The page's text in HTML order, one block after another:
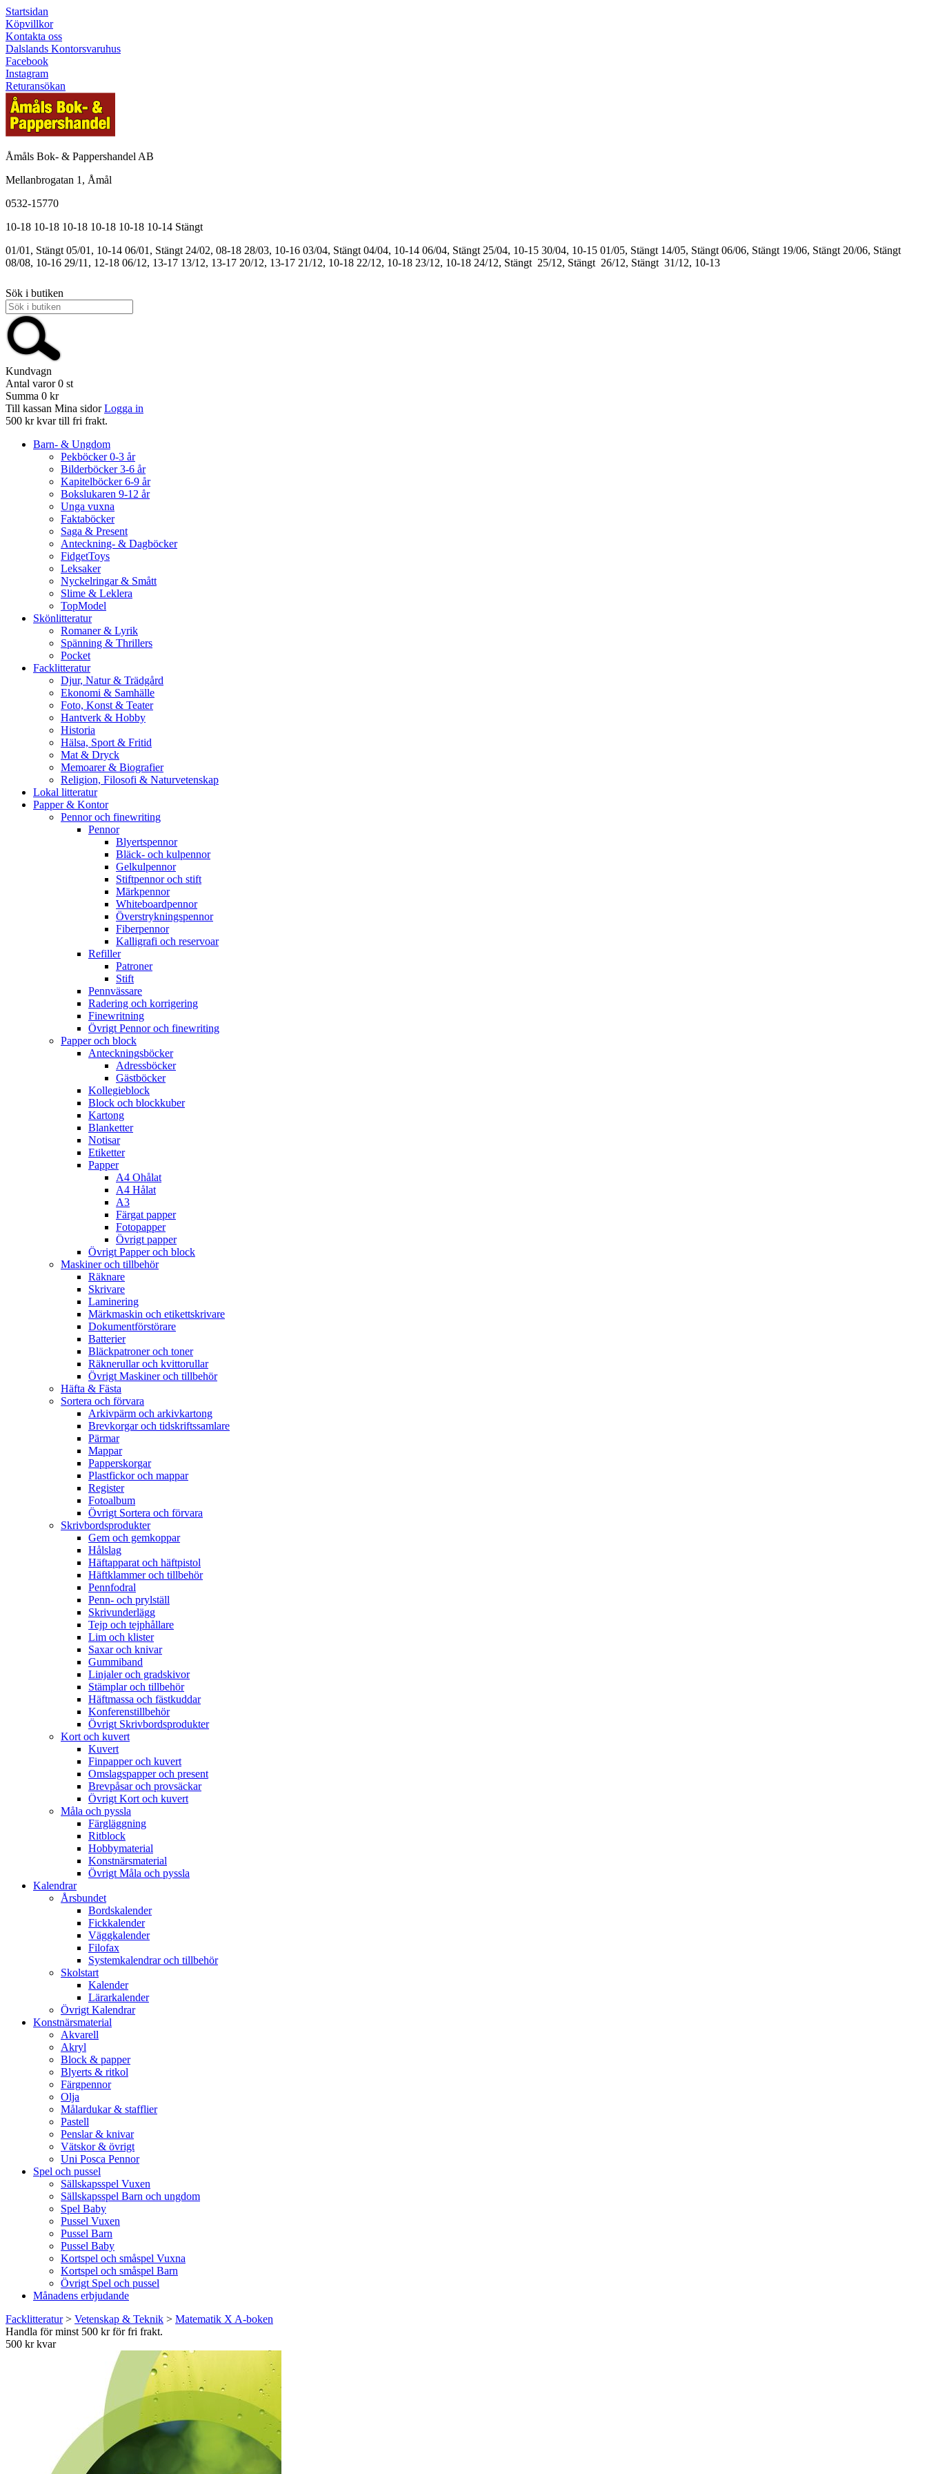
Startsidan
Köpvillkor
Kontakta oss
Dalslands Kontorsvaruhus
Facebook
Instagram
Returansökan
Åmåls Bok- & Pappershandel AB
Mellanbrogatan 1, Åmål
0532-15770
10-18 10-18 10-18 10-18 10-18 10-14 Stängt
01/01, Stängt 05/01, 10-14 06/01, Stängt 24/02, 08-18 28/03, 10-16 03/04, Stängt 04/04, 10-14 06/04, Stängt 25/04, 10-15 30/04, 10-15 01/05, Stängt 14/05, Stängt 06/06, Stängt 19/06, Stängt 20/06, Stängt
08/08, 10-16 29/11, 12-18 06/12, 13-17 13/12, 13-17 20/12, 13-17 21/12, 10-18 22/12, 10-18 23/12, 10-18 24/12, Stängt 25/12, Stängt 26/12, Stängt 31/12, 10-13
Sök i butiken
Kundvagn
Antal varor 0 st
Summa 0 kr
Till kassan Mina sidor Logga in
500 kr kvar till fri frakt.
Barn- & Ungdom
Pekböcker 0-3 år
Bilderböcker 3-6 år
Kapitelböcker 6-9 år
Bokslukaren 9-12 år
Unga vuxna
Faktaböcker
Saga & Present
Anteckning- & Dagböcker
FidgetToys
Leksaker
Nyckelringar & Smått
Slime & Leklera
TopModel
Skönlitteratur
Romaner & Lyrik
Spänning & Thrillers
Pocket
Facklitteratur
Djur, Natur & Trädgård
Ekonomi & Samhälle
Foto, Konst & Teater
Hantverk & Hobby
Historia
Hälsa, Sport & Fritid
Mat & Dryck
Memoarer & Biografier
Religion, Filosofi & Naturvetenskap
Lokal litteratur
Papper & Kontor
Pennor och finewriting
Pennor
Blyertspennor
Bläck- och kulpennor
Gelkulpennor
Stiftpennor och stift
Märkpennor
Whiteboardpennor
Överstrykningspennor
Fiberpennor
Kalligrafi och reservoar
Refiller
Patroner
Stift
Pennvässare
Radering och korrigering
Finewritning
Övrigt Pennor och finewriting
Papper och block
Anteckningsböcker
Adressböcker
Gästböcker
Kollegieblock
Block och blockkuber
Kartong
Blanketter
Notisar
Etiketter
Papper
A4 Ohålat
A4 Hålat
A3
Färgat papper
Fotopapper
Övrigt papper
Övrigt Papper och block
Maskiner och tillbehör
Räknare
Skrivare
Laminering
Märkmaskin och etikettskrivare
Dokumentförstörare
Batterier
Bläckpatroner och toner
Räknerullar och kvittorullar
Övrigt Maskiner och tillbehör
Häfta & Fästa
Sortera och förvara
Arkivpärm och arkivkartong
Brevkorgar och tidskriftssamlare
Pärmar
Mappar
Papperskorgar
Plastfickor och mappar
Register
Fotoalbum
Övrigt Sortera och förvara
Skrivbordsprodukter
Gem och gemkoppar
Hålslag
Häftapparat och häftpistol
Häftklammer och tillbehör
Pennfodral
Penn- och prylställ
Skrivunderlägg
Tejp och tejphållare
Lim och klister
Saxar och knivar
Gummiband
Linjaler och gradskivor
Stämplar och tillbehör
Häftmassa och fästkuddar
Konferenstillbehör
Övrigt Skrivbordsprodukter
Kort och kuvert
Kuvert
Finpapper och kuvert
Omslagspapper och present
Brevpåsar och provsäckar
Övrigt Kort och kuvert
Måla och pyssla
Färgläggning
Ritblock
Hobbymaterial
Konstnärsmaterial
Övrigt Måla och pyssla
Kalendrar
Årsbundet
Bordskalender
Fickkalender
Väggkalender
Filofax
Systemkalendrar och tillbehör
Skolstart
Kalender
Lärarkalender
Övrigt Kalendrar
Konstnärsmaterial
Akvarell
Akryl
Block & papper
Blyerts & ritkol
Färgpennor
Olja
Målardukar & stafflier
Pastell
Penslar & knivar
Vätskor & övrigt
Uni Posca Pennor
Spel och pussel
Sällskapsspel Vuxen
Sällskapsspel Barn och ungdom
Spel Baby
Pussel Vuxen
Pussel Barn
Pussel Baby
Kortspel och småspel Vuxna
Kortspel och småspel Barn
Övrigt Spel och pussel
Månadens erbjudande
Facklitteratur> Vetenskap & Teknik > Matematik X A-boken
Handla för minst 500 kr för fri frakt.
500 kr kvar